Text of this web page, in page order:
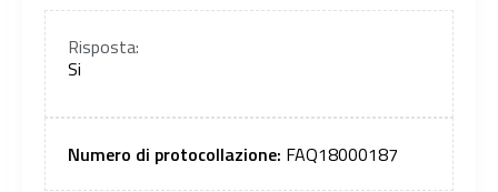
Risposta:
Si
Numero di protocollazione: FAQ18000187